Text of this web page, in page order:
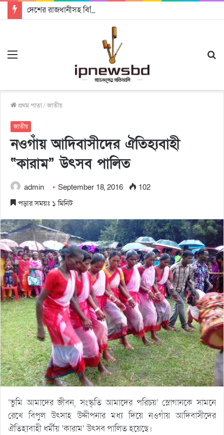
প্রথম পাতা/জাতীয়
জাতীয়
নওগাঁয় আদিবাসীদের ঐতিহ্যবাহী
“কারাম” উৎসব পালিত
admin September 18, 2016
102
পড়ার সময়ঃ ১ মিনিট
‘ভুমি আমাদের জীবন, সংস্কৃতি আমাদের পরিচয়’ স্লোগানকে সামনে
রেখে বিপুল উৎসাহ উদ্দীপনার মধ্য দিয়ে নওগাঁয় আদিবাসীদের
ঐতিহ্যবাহী ধর্মীয় ‘কারাম’ উৎসব পালিত হয়েছে।